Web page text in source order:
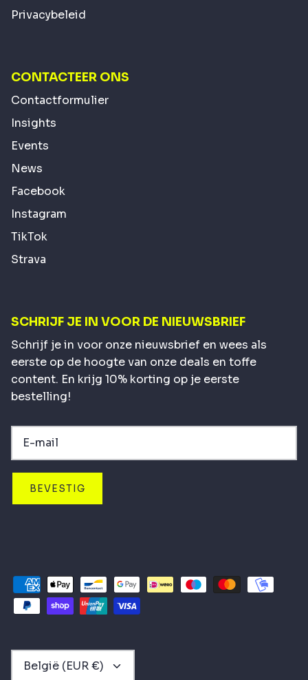
Privacybeleid
CONTACTEER ONS
Contactformulier
Insights
Events
News
Facebook
Instagram
TikTok
Strava
SCHRIJF JE IN VOOR DE NIEUWSBRIEF
Schrijf je in voor onze nieuwsbrief en wees als
eerste op de hoogte van onze deals en toffe
content. En krijg 10% korting op je eerste
bestelling!
BEVESTIG
VALUTA
België (EUR €)